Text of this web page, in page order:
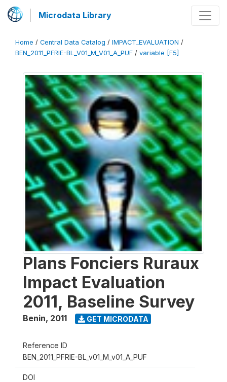
Microdata Library
Home / Central Data Catalog / IMPACT_EVALUATION /
BEN_2011_PFRIE-BL_V01_M_V01_A_PUF / variable [F5]
Plans Fonciers Ruraux
Impact Evaluation
2011, Baseline Survey
Benin, 2011 GET MICRODATA
Reference ID
BEN_2011_PFRIE-BL_v01_M_v01_A_PUF
DOI